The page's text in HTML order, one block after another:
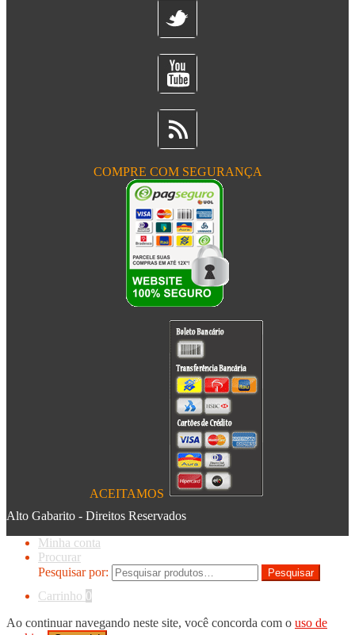
COMPRE COM SEGURANÇA
ACEITAMOS
Alto Gabarito - Direitos Reservados
Minha conta
Procurar
Pesquisar por:
Pesquisar
Carrinho 0
Ao continuar navegando neste site, você concorda com o uso de